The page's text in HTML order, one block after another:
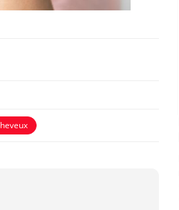
& Charge mentale : et si on
parler??